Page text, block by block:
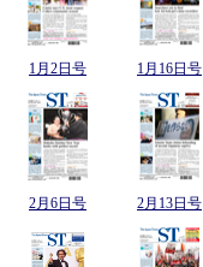
1月2日号 1月16日号
2月6日号 2月13日号